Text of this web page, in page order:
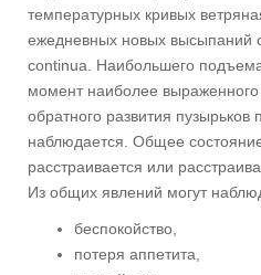
температурных кривых
ежедневных новых высыпаний
continua. Наибольшего
момент наиболее
обратного развития
наблюдается. Общее
расстраивается или
Из общих явлений могут
беспокойство,
потеря аппетита,